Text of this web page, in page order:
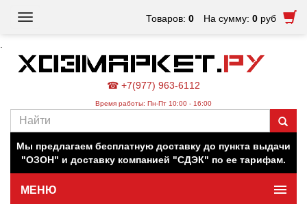
Товаров: 0 На сумму: 0 руб
Toggle
☎ +7(977) 963-6112
Время работы: Пн-Пт 10:00 - 16:00
Наш магазин работает для вас в обычном режиме. Все
Мы предлагаем бесплатную доставку до пункта выдачи
"ОЗОН" и доставку компанией "СДЭК" по ее тарифам.
МЕНЮ